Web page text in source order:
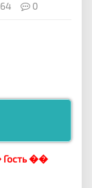
0
��